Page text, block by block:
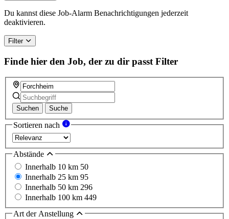
Du kannst diese Job-Alarm Benachrichtigungen jederzeit
deaktivieren.
Filter
Finde hier den Job, der zu dir passt Filter
Suchen Suche
Sortieren nach
Abstände
Innerhalb 10 km 50
Innerhalb 25 km 95
Innerhalb 50 km 296
Innerhalb 100 km 449
Art der Anstellung